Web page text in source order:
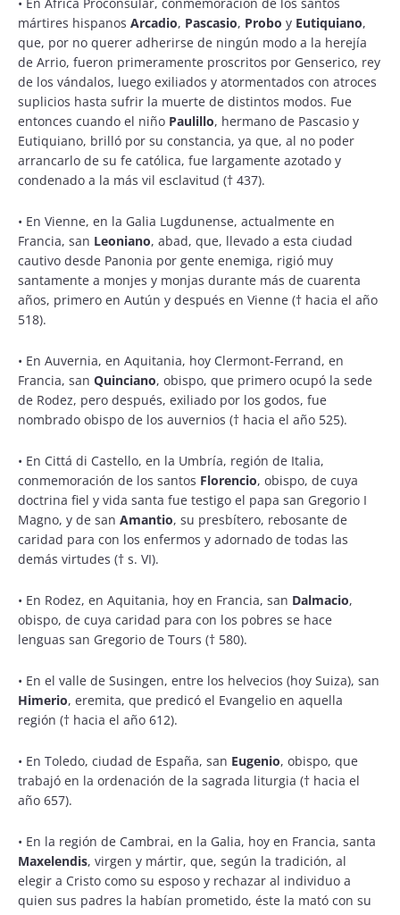
• En África Proconsular, conmemoración de los santos
mártires hispanos Arcadio, Pascasio, Probo y Eutiquiano,
que, por no querer adherirse de ningún modo a la herejía
de Arrio, fueron primeramente proscritos por Genserico, rey
de los vándalos, luego exiliados y atormentados con atroces
suplicios hasta sufrir la muerte de distintos modos. Fue
entonces cuando el niño Paulillo, hermano de Pascasio y
Eutiquiano, brilló por su constancia, ya que, al no poder
arrancarlo de su fe católica, fue largamente azotado y
condenado a la más vil esclavitud († 437).
• En Vienne, en la Galia Lugdunense, actualmente en
Francia, san Leoniano, abad, que, llevado a esta ciudad
cautivo desde Panonia por gente enemiga, rigió muy
santamente a monjes y monjas durante más de cuarenta
años, primero en Autún y después en Vienne († hacia el año
518).
• En Auvernia, en Aquitania, hoy Clermont-Ferrand, en
Francia, san Quinciano, obispo, que primero ocupó la sede
de Rodez, pero después, exiliado por los godos, fue
nombrado obispo de los auvernios († hacia el año 525).
• En Cittá di Castello, en la Umbría, región de Italia,
conmemoración de los santos Florencio, obispo, de cuya
doctrina fiel y vida santa fue testigo el papa san Gregorio I
Magno, y de san Amantio, su presbítero, rebosante de
caridad para con los enfermos y adornado de todas las
demás virtudes († s. VI).
• En Rodez, en Aquitania, hoy en Francia, san Dalmacio,
obispo, de cuya caridad para con los pobres se hace
lenguas san Gregorio de Tours († 580).
• En el valle de Susingen, entre los helvecios (hoy Suiza), san
Himerio, eremita, que predicó el Evangelio en aquella
región († hacia el año 612).
• En Toledo, ciudad de España, san Eugenio, obispo, que
trabajó en la ordenación de la sagrada liturgia († hacia el
año 657).
• En la región de Cambrai, en la Galia, hoy en Francia, santa
Maxelendis, virgen y mártir, que, según la tradición, al
elegir a Cristo como su esposo y rechazar al individuo a
quien sus padres la habían prometido, éste la mató con su